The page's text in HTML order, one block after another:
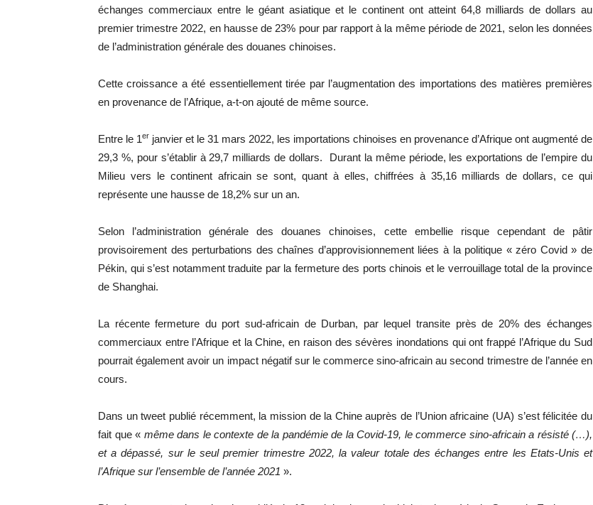
échanges commerciaux entre le géant asiatique et le continent ont atteint 64,8 milliards de dollars au
premier trimestre 2022, en hausse de 23% pour par rapport à la même période de 2021, selon les données
de l’administration générale des douanes chinoises.
Cette croissance a été essentiellement tirée par l’augmentation des importations des matières premières
en provenance de l’Afrique, a-t-on ajouté de même source.
Entre le 1er janvier et le 31 mars 2022, les importations chinoises en provenance d’Afrique ont augmenté de
29,3 %, pour s’établir à 29,7 milliards de dollars. Durant la même période, les exportations de l’empire du
Milieu vers le continent africain se sont, quant à elles, chiffrées à 35,16 milliards de dollars, ce qui
représente une hausse de 18,2% sur un an.
Selon l’administration générale des douanes chinoises, cette embellie risque cependant de pâtir
provisoirement des perturbations des chaînes d’approvisionnement liées à la politique « zéro Covid » de
Pékin, qui s’est notamment traduite par la fermeture des ports chinois et le verrouillage total de la province
de Shanghai.
La récente fermeture du port sud-africain de Durban, par lequel transite près de 20% des échanges
commerciaux entre l’Afrique et la Chine, en raison des sévères inondations qui ont frappé l’Afrique du Sud
pourrait également avoir un impact négatif sur le commerce sino-africain au second trimestre de l’année en
cours.
Dans un tweet publié récemment, la mission de la Chine auprès de l’Union africaine (UA) s’est félicitée du
fait que « même dans le contexte de la pandémie de la Covid-19, le commerce sino-africain a résisté (…),
et a dépassé, sur le seul premier trimestre 2022, la valeur totale des échanges entre les Etats-Unis et
l’Afrique sur l’ensemble de l’année 2021 ».